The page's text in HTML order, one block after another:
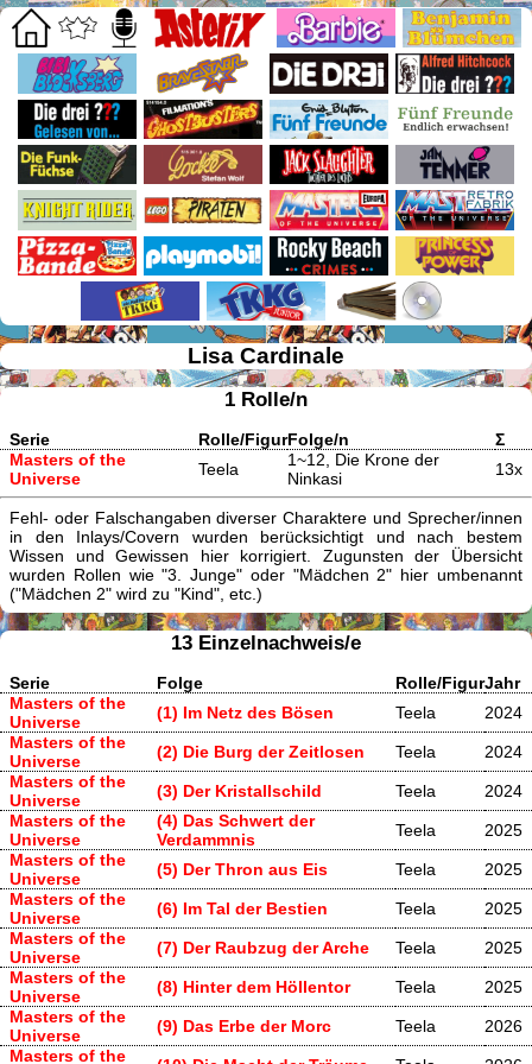
Lisa Cardinale
1 Rolle/n
Serie Rolle/FigurFolge/n
Σ
Masters of the
Universe
Teela
1~12, Die Krone der
Ninkasi
13x
Fehl- oder Falschangaben diverser Charaktere und Sprecher/innen
in den Inlays/Covern wurden berücksichtigt und nach bestem
Wissen und Gewissen hier korrigiert. Zugunsten der Übersicht
wurden Rollen wie "3. Junge" oder "Mädchen 2" hier umbenannt
("Mädchen 2" wird zu "Kind", etc.)
13 Einzelnachweis/e
Serie Folge Rolle/FigurJahr
Masters of the
Universe
(1) Im Netz des Bösen Teela
2024
Masters of the
Universe
(2) Die Burg der Zeitlosen Teela
2024
Masters of the
Universe
(3) Der Kristallschild Teela
2024
Masters of the
Universe
(4) Das Schwert der
Verdammnis
Teela
2025
Masters of the
Universe
(5) Der Thron aus Eis Teela
2025
Masters of the
Universe
(6) Im Tal der Bestien Teela
2025
Masters of the
Universe
(7) Der Raubzug der Arche Teela
2025
Masters of the
Universe
(8) Hinter dem Höllentor Teela
2025
Masters of the
Universe
(9) Das Erbe der Morc Teela
2026
Masters of the